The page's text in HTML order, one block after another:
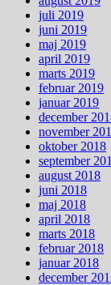
juli 2019
juni 2019
maj 2019
april 2019
marts 2019
februar 2019
januar 2019
december
november
oktober 2018
september
august 2018
juni 2018
maj 2018
april 2018
marts 2018
februar 2018
januar 2018
december